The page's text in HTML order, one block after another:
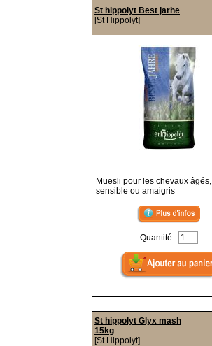
St hippolyt Best jarhe
[St Hippolyt]
Muesli pour les chevaux âgés,
sensible ou amaigris
Quantité :
St hippolyt Glyx mash
15kg
[St Hippolyt]